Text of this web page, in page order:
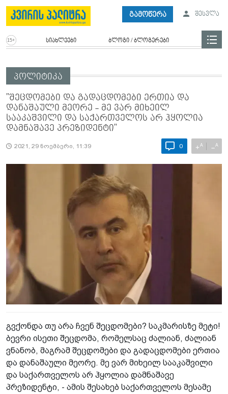
გამოწერა შესვლა
სიახლეები ბლოგი / ბლოგერები
პოლიტიკა
"შეცდომები და გადაცდომები ერთია და
დანაშაული მეორე - მე ვარ მიხეილ
სააკაშვილი და საქართველოს არ ჰყოლია
დამნაშავე პრეზიდენტი"
2021, 29 ნოემბერი, 11:39 0 +A −A
გვქონდა თუ არა ჩვენ შეცდომები? საკმარისზე მეტი!
ბევრი ისეთი შეცდომა, რომელსაც ძალიან, ძალიან
ვნანობ, მაგრამ შეცდომები და გადაცდომები ერთია
და დანაშაული მეორე. მე ვარ მიხეილ სააკაშვილი
და საქართველოს არ ჰყოლია დამნაშავე
პრეზიდენტი, - ამის შესახებ საქართველოს მესამე